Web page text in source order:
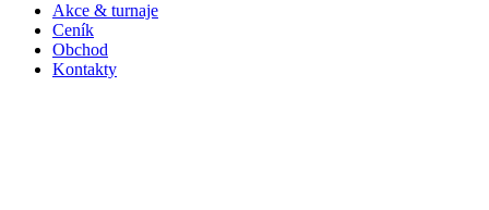
Akce & turnaje
Ceník
Obchod
Kontakty